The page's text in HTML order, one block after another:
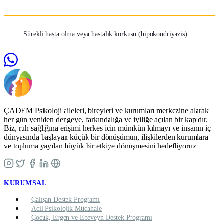
Sürekli hasta olma veya hastalık korkusu (hipokondriyazis)
ÇADEM Psikoloji aileleri, bireyleri ve kurumları merkezine alarak
her gün yeniden dengeye, farkındalığa ve iyiliğe açılan bir kapıdır.
Biz, ruh sağlığına erişimi herkes için mümkün kılmayı ve insanın iç
dünyasında başlayan küçük bir dönüşümün, ilişkilerden kurumlara
ve topluma yayılan büyük bir etkiye dönüşmesini hedefliyoruz.
KURUMSAL
Çalışan Destek Programı
Acil Psikolojik Müdahale
Çocuk, Ergen ve Ebeveyn Destek Programı